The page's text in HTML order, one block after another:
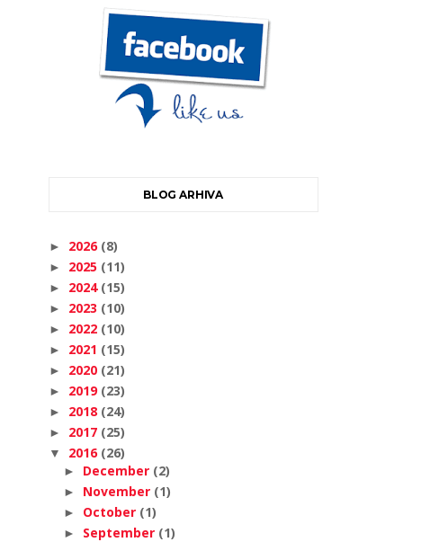
BLOG ARHIVA
► 2026 (8)
► 2025 (11)
► 2024 (15)
► 2023 (10)
► 2022 (10)
► 2021 (15)
► 2020 (21)
► 2019 (23)
► 2018 (24)
► 2017 (25)
▼ 2016 (26)
► December (2)
► November (1)
► October (1)
► September (1)